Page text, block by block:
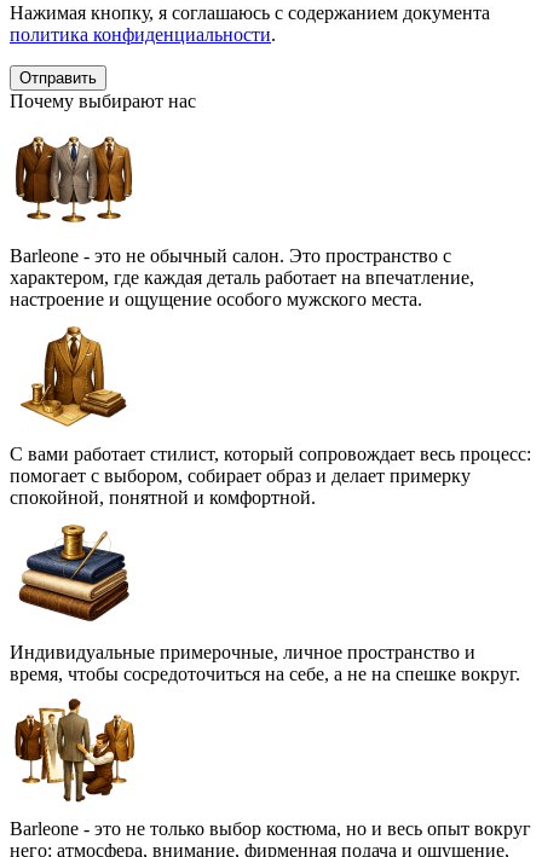
Нажимая кнопку, я соглашаюсь с содержанием документа
политика конфиденциальности.
Почему выбирают нас
Barleone - это не обычный салон. Это пространство с
характером, где каждая деталь работает на впечатление,
настроение и ощущение особого мужского места.
С вами работает стилист, который сопровождает весь процесс:
помогает с выбором, собирает образ и делает примерку
спокойной, понятной и комфортной.
Индивидуальные примерочные, личное пространство и
время, чтобы сосредоточиться на себе, а не на спешке вокруг.
Barleone - это не только выбор костюма, но и весь опыт вокруг
него: атмосфера, внимание, фирменная подача и ощущение,